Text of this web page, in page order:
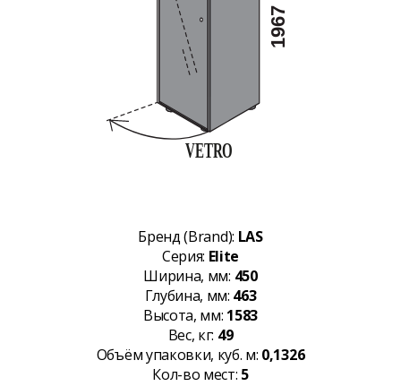
Бренд (Brand): LAS
Серия: Elite
Ширина, мм: 450
Глубина, мм: 463
Высота, мм: 1583
Вес, кг: 49
Объём упаковки, куб. м: 0,1326
Кол-во мест: 5